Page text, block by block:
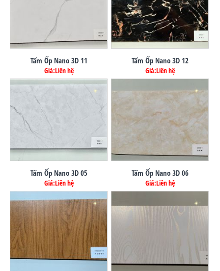
Tấm Ốp Nano 3D 11
Giá:Liên hệ
Tấm Ốp Nano 3D 12
Giá:Liên hệ
Tấm Ốp Nano 3D 05
Giá:Liên hệ
Tấm Ốp Nano 3D 06
Giá:Liên hệ